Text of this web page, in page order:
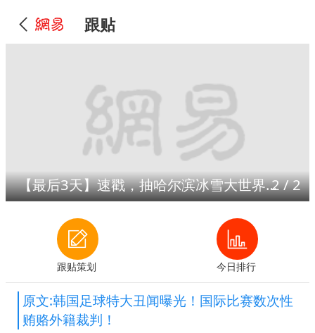
跟贴
【最后3天】速戳，抽哈尔滨冰雪大世界门票！2/2
跟贴策划 今日排行
原文:韩国足球特大丑闻曝光！国际比赛数次性
贿赂外籍裁判！